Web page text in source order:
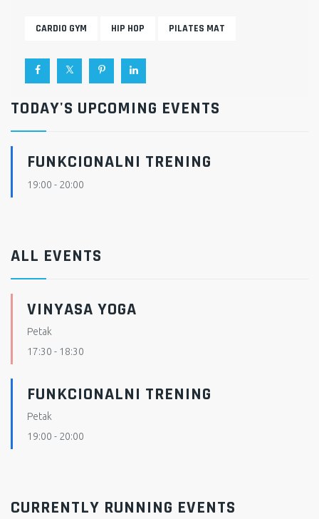
CARDIO GYM HIP HOP PILATES MAT
TODAY'S UPCOMING EVENTS
FUNKCIONALNI TRENING
19:00 - 20:00
ALL EVENTS
VINYASA YOGA
Petak
17:30 - 18:30
FUNKCIONALNI TRENING
Petak
19:00 - 20:00
CURRENTLY RUNNING EVENTS